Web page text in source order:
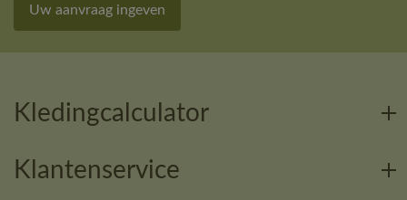
Uw aanvraag ingeven
Kledingcalculator
Klantenservice